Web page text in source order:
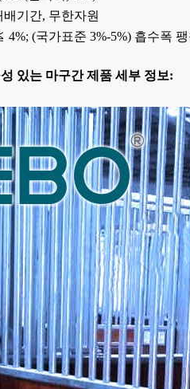
기간, 무한자원
4%; (국가표준 3%-5%) 흡수폭
있는 마구간 제품 세부 정보: